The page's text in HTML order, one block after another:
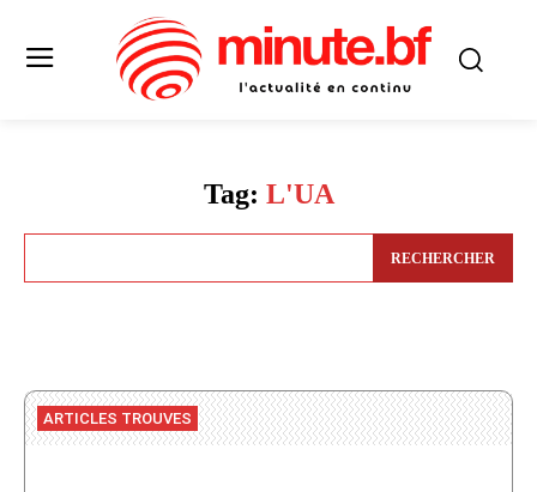
Tag: L'UA
RECHERCHER
ARTICLES TROUVES